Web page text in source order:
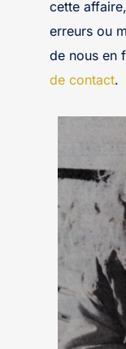
cette
erreurs ou
de nous en
de contact.